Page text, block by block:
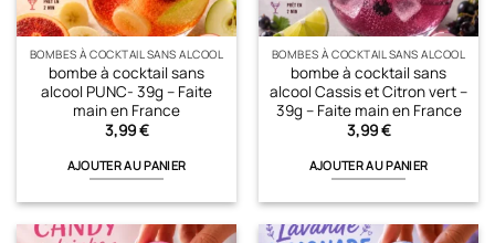
BOMBES À COCKTAIL SANS ALCOOL
bombe à cocktail sans
alcool PUNC- 39g – Faite
main en France
3,99€
AJOUTER AU PANIER
BOMBES À COCKTAIL SANS ALCOOL
bombe à cocktail sans
alcool Cassis et Citron vert –
39g – Faite main en France
3,99€
AJOUTER AU PANIER